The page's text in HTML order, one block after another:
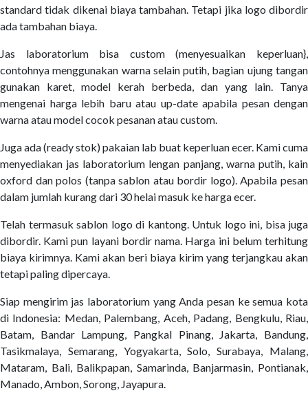
standard tidak dikenai biaya tambahan. Tetapi jika logo dibordir
ada tambahan biaya.
Jas laboratorium bisa custom (menyesuaikan keperluan},
contohnya menggunakan warna selain putih, bagian ujung tangan
gunakan karet, model kerah berbeda, dan yang lain. Tanya
mengenai harga lebih baru atau up-date apabila pesan dengan
warna atau model cocok pesanan atau custom.
Juga ada (ready stok) pakaian lab buat keperluan ecer. Kami cuma
menyediakan jas laboratorium lengan panjang, warna putih, kain
oxford dan polos (tanpa sablon atau bordir logo). Apabila pesan
dalam jumlah kurang dari 30 helai masuk ke harga ecer.
Telah termasuk sablon logo di kantong. Untuk logo ini, bisa juga
dibordir. Kami pun layani bordir nama. Harga ini belum terhitung
biaya kirimnya. Kami akan beri biaya kirim yang terjangkau akan
tetapi paling dipercaya.
Siap mengirim jas laboratorium yang Anda pesan ke semua kota
di Indonesia: Medan, Palembang, Aceh, Padang, Bengkulu, Riau,
Batam, Bandar Lampung, Pangkal Pinang, Jakarta, Bandung,
Tasikmalaya, Semarang, Yogyakarta, Solo, Surabaya, Malang,
Mataram, Bali, Balikpapan, Samarinda, Banjarmasin, Pontianak,
Manado, Ambon, Sorong, Jayapura.